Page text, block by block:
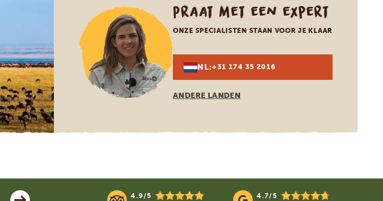
Praat met een expert
ONZE SPECIALISTEN STAAN VOOR JE KLAAR
NL:+31 174 35 2016
ANDERE LANDEN
4.9/5 4.7/5